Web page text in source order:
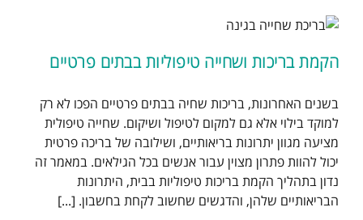
הקמת בריכות ושחייה טיפוליות בבתים פרטיים
בשנים האחרונות, בריכות שחיה בבתים פרטיים הפכו לא רק
למוקד בילוי אלא גם למקום לטיפול ושיקום. שחייה טיפולית
מציעה מגוון יתרונות בריאותיים, ושילובה של בריכה פרטית
יכול להוות פתרון מצוין עבור אנשים בכל הגילאים. במאמר זה
נדון בתהליך הקמת בריכות טיפוליות בבית, היתרונות
הבריאותיים שלהן, והדגשים שחשוב לקחת בחשבון. [...]